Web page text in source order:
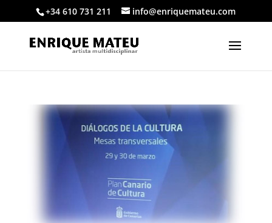
+34 610 731 211 info@enriquemateu.com